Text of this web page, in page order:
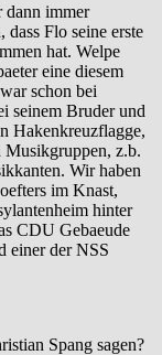
dann immer
Flo seine erste
hat. Welpe
eine diesem
schon bei
seinem Bruder und
Hakenkreuzflagge,
Musikgruppen, z.b.
Wir haben
im Knast,
hinter
CDU Gebaeude
einer der NSS
Spang sagen?